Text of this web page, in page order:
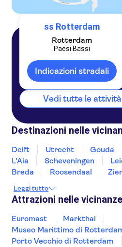
ss Rotterdam
Rotterdam
Paesi Bassi
Indicazioni stradali
Vedi tutte le
Destinazioni nelle
Delft Utrecht Gouda
L'Aia
Scheveningen
Breda
Roosendaal
Leggi tutto
Attrazioni nelle vicinanze
Euromast
Markthal
Museo Marittimo di
Porto Vecchio di Rotterdam